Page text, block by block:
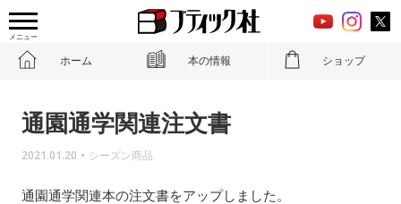
メニュー
ホーム 本の情報 ショップ
通園通学関連注文書
2021.01.20 • シーズン商品
通園通学関連本の注文書をアップしました。